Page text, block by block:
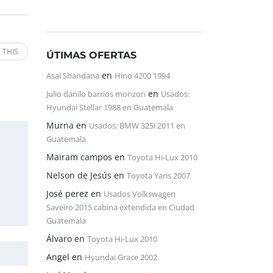
THIS ÚTIMAS OFERTAS
Asal Shandana en Hino 4200 1994
Julio danilo barrios monzon en Usados:
Hyundai Stellar 1988 en Guatemala
Murna en Usados: BMW 325i 2011 en
Guatemala
Mairam campos en Toyota Hi-Lux 2010
Nelson de Jesús en Toyota Yaris 2007
José perez en Usados Volkswagen
Saveiro 2015 cabina extendida en Ciudad
Guatemala
Álvaro en Toyota Hi-Lux 2010
Angel en Hyundai Grace 2002